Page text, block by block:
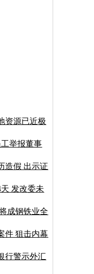
资源已近极
举报董事
造假 出示证
发改委未
成钢铁业全
件 狙击内幕
行警示外汇